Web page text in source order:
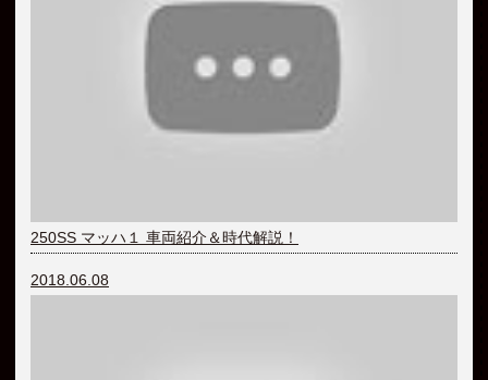
250SS マッハ１ 車両紹介＆時代解説！
2018.06.08